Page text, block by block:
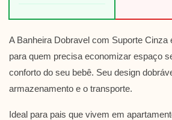
A Banheira Dobravel com Suporte Cinza
para quem precisa economizar espaço
conforto do seu bebê. Seu design
armazenamento e o transporte.
Ideal para pais que vivem em